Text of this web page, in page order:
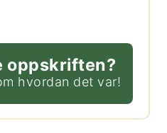
oppskriften?
hvordan det var!